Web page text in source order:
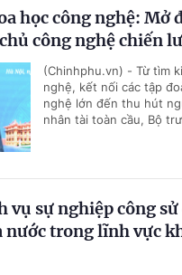
học công nghệ: Mở
công nghệ chiến
(Chinhphu.vn) - Từ tìm
nghệ, kết nối các tập
nghệ lớn đến thu hút
nhân tài toàn cầu, Bộ
vụ sự nghiệp công
nước trong lĩnh vực